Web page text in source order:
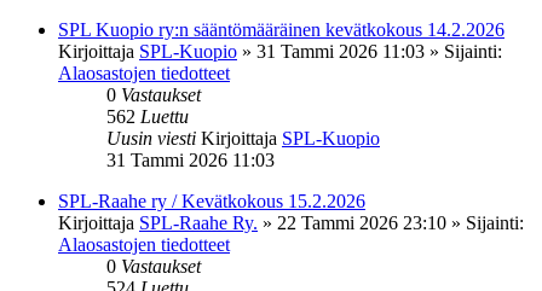
SPL Kuopio ry:n sääntömääräinen kevätkokous 14.2.2026
Kirjoittaja SPL-Kuopio » 31 Tammi 2026 11:03 » Sijainti:
Alaosastojen tiedotteet
0 Vastaukset
562 Luettu
Uusin viesti Kirjoittaja SPL-Kuopio
31 Tammi 2026 11:03
SPL-Raahe ry / Kevätkokous 15.2.2026
Kirjoittaja SPL-Raahe Ry. » 22 Tammi 2026 23:10 » Sijainti:
Alaosastojen tiedotteet
0 Vastaukset